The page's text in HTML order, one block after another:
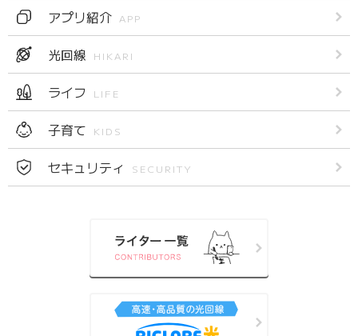
アプリ紹介 APP
光回線 HIKARI
ライフ LIFE
子育て KIDS
セキュリティ SECURITY